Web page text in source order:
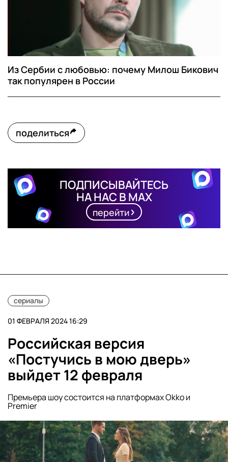
Из Сербии с любовью: почему Милош Бикович
так популярен в России
поделиться
ПОДПИСЫВАЙТЕСЬ
НА НАС В MAX
перейти
сериалы
01 ФЕВРАЛЯ 2024 16:29
Российская версия
«Постучись в мою дверь»
выйдет 12 февраля
Премьера шоу состоится на платформах Okko и
Premier